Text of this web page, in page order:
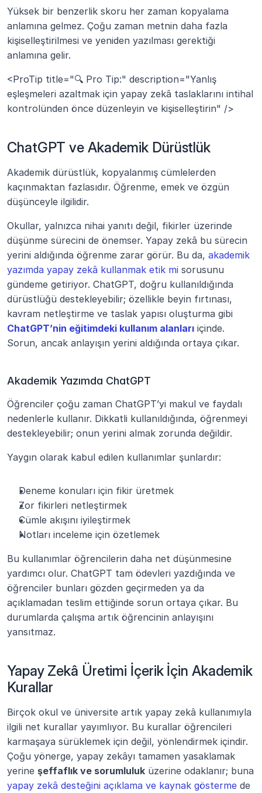
Yüksek bir benzerlik skoru her zaman kopyalama
anlamına gelmez. Çoğu zaman metnin daha fazla
kişiselleştirilmesi ve yeniden yazılması gerektiği
anlamına gelir.
<ProTip title="🔍 Pro Tip:" description="Yanlış
eşleşmeleri azaltmak için yapay zekâ taslaklarını intihal
kontrolünden önce düzenleyin ve kişiselleştirin" />
ChatGPT ve Akademik Dürüstlük
Akademik dürüstlük, kopyalanmış cümlelerden
kaçınmaktan fazlasıdır. Öğrenme, emek ve özgün
düşünceyle ilgilidir.
Okullar, yalnızca nihai yanıtı değil, fikirler üzerinde
düşünme sürecini de önemser. Yapay zekâ bu sürecin
yerini aldığında öğrenme zarar görür. Bu da, akademik
yazımda yapay zekâ kullanmak etik mi sorusunu
gündeme getiriyor. ChatGPT, doğru kullanıldığında
dürüstlüğü destekleyebilir; özellikle beyin fırtınası,
ChatGPT’nin eğitimdeki kullanım alanları içinde.
Sorun, ancak anlayışın yerini aldığında ortaya çıkar.
Akademik Yazımda ChatGPT
Öğrenciler çoğu zaman ChatGPT’yi makul ve faydalı
nedenlerle kullanır. Dikkatli kullanıldığında, öğrenmeyi
destekleyebilir; onun yerini almak zorunda değildir.
Yaygın olarak kabul edilen kullanımlar şunlardır:
Deneme konuları için fikir üretmek
Zor fikirleri netleştirmek
Cümle akışını iyileştirmek
Notları inceleme için özetlemek
Bu kullanımlar öğrencilerin daha net düşünmesine
yardımcı olur. ChatGPT tam ödevleri yazdığında ve
öğrenciler bunları gözden geçirmeden ya da
açıklamadan teslim ettiğinde sorun ortaya çıkar. Bu
durumlarda çalışma artık öğrencinin anlayışını
yansıtmaz.
Yapay Zekâ Üretimi İçerik İçin Akademik
Kurallar
Birçok okul ve üniversite artık yapay zekâ kullanımıyla
ilgili net kurallar yayımlıyor. Bu kurallar öğrencileri
karmaşaya sürüklemek için değil, yönlendirmek içindir.
Çoğu yönerge, yapay zekâyı tamamen yasaklamak
yerine şeffaflık ve sorumluluk
yapay zekâ desteğini açıklama ve kaynak gösterme de